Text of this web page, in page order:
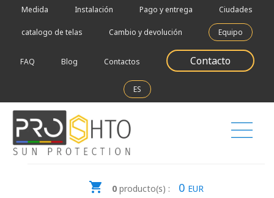
Medida Instalación Pago y entrega Ciudades
catalogo de telas Cambio y devolución Equipo
FAQ Blog Contactos Contacto
ES
0 producto(s) : 0 EUR